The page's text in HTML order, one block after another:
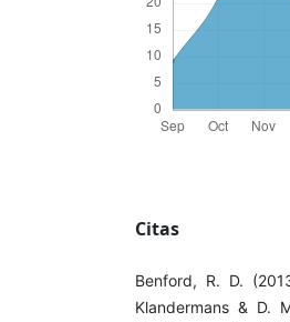
Citas
Benford, R. D.
Klandermans & D.